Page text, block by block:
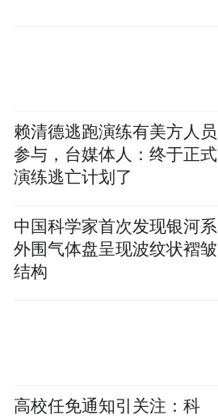
赖清德逃跑演练有美方人员
参与，台媒体人：终于正式
演练逃亡计划了
中国科学家首次发现银河系
外围气体盘呈现波纹状褶皱
结构
高校任免通知引关注：科